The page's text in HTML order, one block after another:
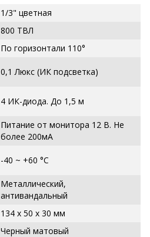
1/3" цветная
800 ТВЛ
По горизонтали 110°
0,1 Люкс (ИК подсветка)
4 ИК-диода. До 1,5 м
Питание от монитора 12 В. Не
более 200мА
-40 ~ +60 °С
Металлический,
антивандальный
134 х 50 х 30 мм
Черный матовый